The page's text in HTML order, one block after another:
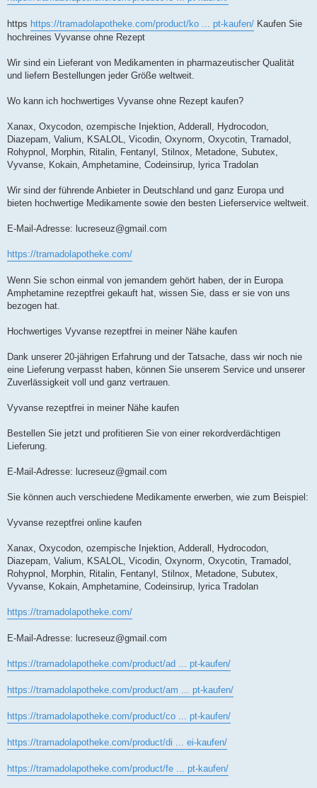
https https://tramadolapotheke.com/product/ko ... pt-kaufen/ Kaufen Sie
hochreines Vyvanse ohne Rezept
Wir sind ein Lieferant von Medikamenten in pharmazeutischer Qualität
und liefern Bestellungen jeder Größe weltweit.
Wo kann ich hochwertiges Vyvanse ohne Rezept kaufen?
Xanax, Oxycodon, ozempische Injektion, Adderall, Hydrocodon,
Diazepam, Valium, KSALOL, Vicodin, Oxynorm, Oxycotin, Tramadol,
Rohypnol, Morphin, Ritalin, Fentanyl, Stilnox, Metadone, Subutex,
Vyvanse, Kokain, Amphetamine, Codeinsirup, lyrica Tradolan
Wir sind der führende Anbieter in Deutschland und ganz Europa und
bieten hochwertige Medikamente sowie den besten Lieferservice weltweit.
E-Mail-Adresse: lucreseuz@gmail.com
https://tramadolapotheke.com/
Wenn Sie schon einmal von jemandem gehört haben, der in Europa
Amphetamine rezeptfrei gekauft hat, wissen Sie, dass er sie von uns
bezogen hat.
Hochwertiges Vyvanse rezeptfrei in meiner Nähe kaufen
Dank unserer 20-jährigen Erfahrung und der Tatsache, dass wir noch nie
eine Lieferung verpasst haben, können Sie unserem Service und unserer
Zuverlässigkeit voll und ganz vertrauen.
Vyvanse rezeptfrei in meiner Nähe kaufen
Bestellen Sie jetzt und profitieren Sie von einer rekordverdächtigen
Lieferung.
E-Mail-Adresse: lucreseuz@gmail.com
Sie können auch verschiedene Medikamente erwerben, wie zum Beispiel:
Vyvanse rezeptfrei online kaufen
Xanax, Oxycodon, ozempische Injektion, Adderall, Hydrocodon,
Diazepam, Valium, KSALOL, Vicodin, Oxynorm, Oxycotin, Tramadol,
Rohypnol, Morphin, Ritalin, Fentanyl, Stilnox, Metadone, Subutex,
Vyvanse, Kokain, Amphetamine, Codeinsirup, lyrica Tradolan
https://tramadolapotheke.com/
E-Mail-Adresse: lucreseuz@gmail.com
https://tramadolapotheke.com/product/ad ... pt-kaufen/
https://tramadolapotheke.com/product/am ... pt-kaufen/
https://tramadolapotheke.com/product/co ... pt-kaufen/
https://tramadolapotheke.com/product/di ... ei-kaufen/
https://tramadolapotheke.com/product/fe ... pt-kaufen/